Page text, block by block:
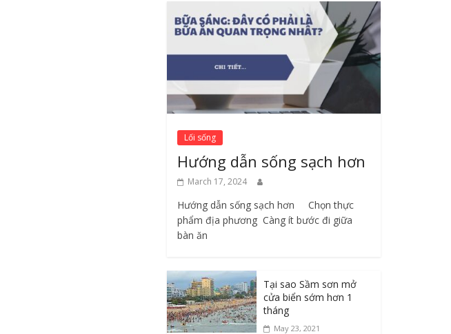
August 7, 2026
Lối sống
Hướng dẫn sống sạch hơn
March 17, 2024
Hướng dẫn sống sạch hơn Chọn thực
phẩm địa phương ​ Càng ít bước đi giữa
bàn ăn
Tại sao Sầm sơn mở
cửa biển sớm hơn 1
tháng
May 23, 2021